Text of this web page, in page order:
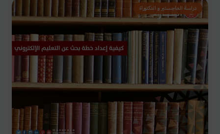
دراسة الماجستير و الدكتوراة